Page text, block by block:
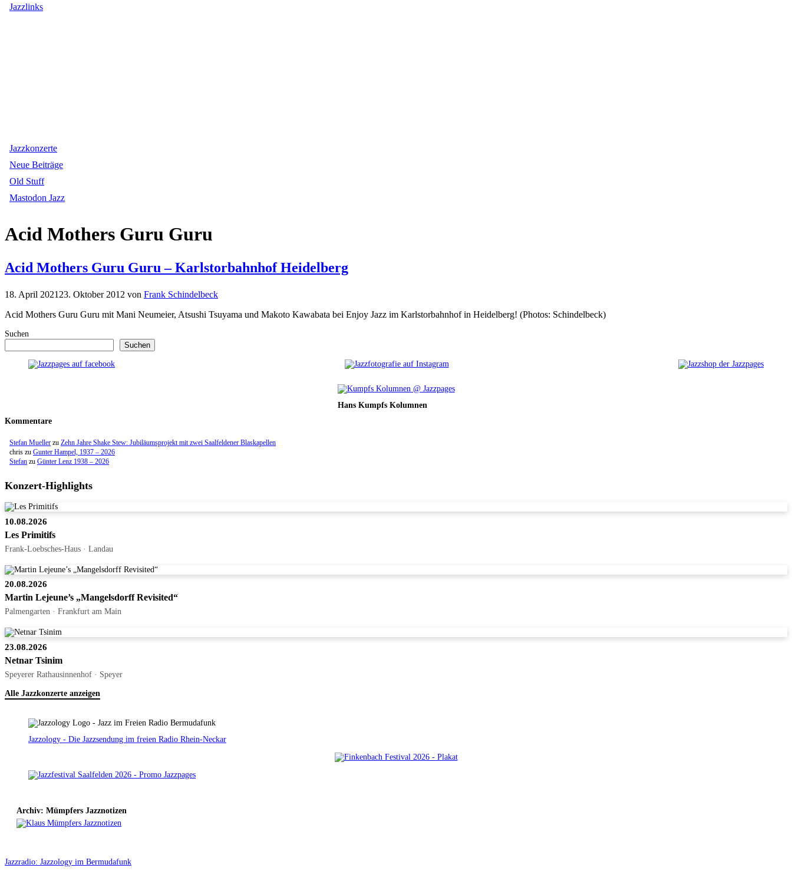
Jazzlinks
Jazzkonzerte
Neue Beiträge
Old Stuff
Mastodon Jazz
Acid Mothers Guru Guru
Acid Mothers Guru Guru – Karlstorbahnhof Heidelberg
18. April 2021 23. Oktober 2012 von Frank Schindelbeck
Acid Mothers Guru Guru mit Mani Neumeier, Atsushi Tsuyama und Makoto Kawabata bei Enjoy Jazz im Karlstorbahnhof in Heidelberg! (Photos: Schindelbeck)
Suchen
Suchen
Hans Kumpfs Kolumnen
Kommentare
Stefan Mueller zu Zehn Jahre Shake Stew: Jubiläumsprojekt mit zwei Saalfeldener Blaskapellen
chris zu Gunter Hampel, 1937 – 2026
Stefan zu Günter Lenz 1938 – 2026
Konzert-Highlights
10.08.2026
Les Primitifs
Frank-Loebsches-Haus · Landau
20.08.2026
Martin Lejeune’s „Mangelsdorff Revisited“
Palmengarten · Frankfurt am Main
23.08.2026
Netnar Tsinim
Speyerer Rathausinnenhof · Speyer
Alle Jazzkonzerte anzeigen
Jazzology - Die Jazzsendung im freien Radio Rhein-Neckar
Archiv: Mümpfers Jazznotizen
Jazzradio: Jazzology im Bermudafunk